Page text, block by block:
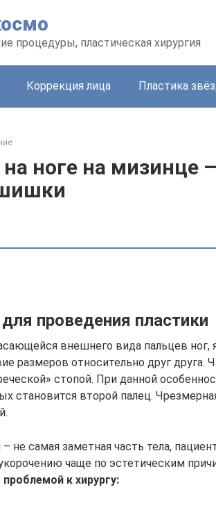
процедуры, пластическая хирургия
Коррекция лица Пластика
на ноге на мизинце
проведения пластики
внешнего вида пальцев ног,
размеров относительно друг друга.
стопой. При данной
становится второй палец.
не самая заметная часть тела,
чаще по эстетическим
к хирургу: